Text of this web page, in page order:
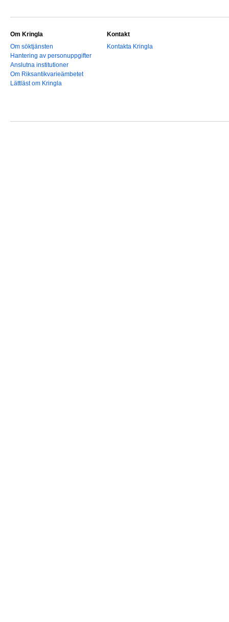
Om Kringla
Om söktjänsten
Hantering av personuppgifter
Anslutna institutioner
Om Riksantikvarieämbetet
Lättläst om Kringla
Kontakt
Kontakta Kringla